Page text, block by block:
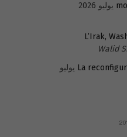
L’Irak,
Walid
La 12 يوليو